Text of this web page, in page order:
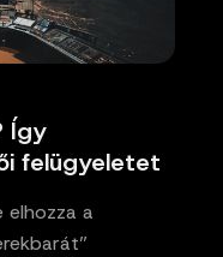
Így
felügyeletet
elhozza a